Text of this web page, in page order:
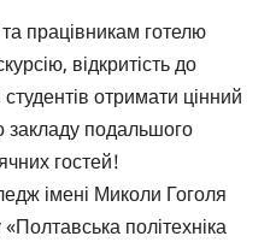
працівникам готелю
відкритість до
отримати цінний
закладу подальшого
гостей!
імені Миколи Гоголя
політехніка